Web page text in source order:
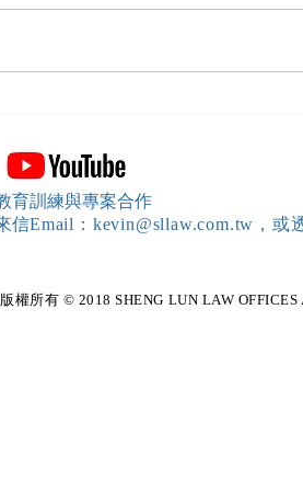
所長 邱
育訓練與專案合作
信Email：kevin@sllaw.com.tw，
權所有 © 2018 SHENG LUN LAW